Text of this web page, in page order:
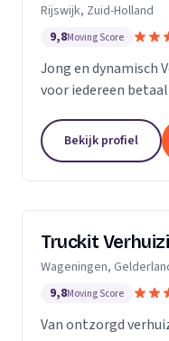
Rijswijk, Zuid-Holland
9,8Moving Score
Jong en dynamisch
voor iedereen
Bekijk profiel
Truckit
Wageningen,
9,8Moving Score
Van ontzorgd